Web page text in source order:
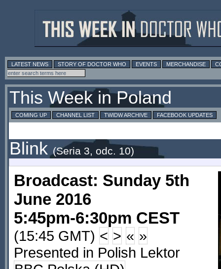
LATEST NEWS STORY OF DOCTOR WHO EVENTS MERCHANDISE
This Week in Poland
COMING UP CHANNEL LIST TWIDW ARCHIVE FACEBOOK UPDATES
Blink (Seria 3, odc. 10)
Broadcast: Sunday 5th
June 2016
5:45pm-6:30pm CEST
(15:45 GMT) < > « »
Presented in Polish Lektor